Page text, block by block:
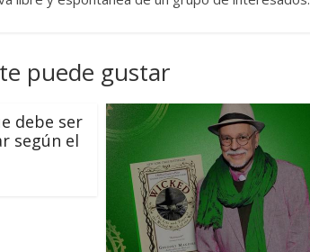
puede gustar
debe ser
según el